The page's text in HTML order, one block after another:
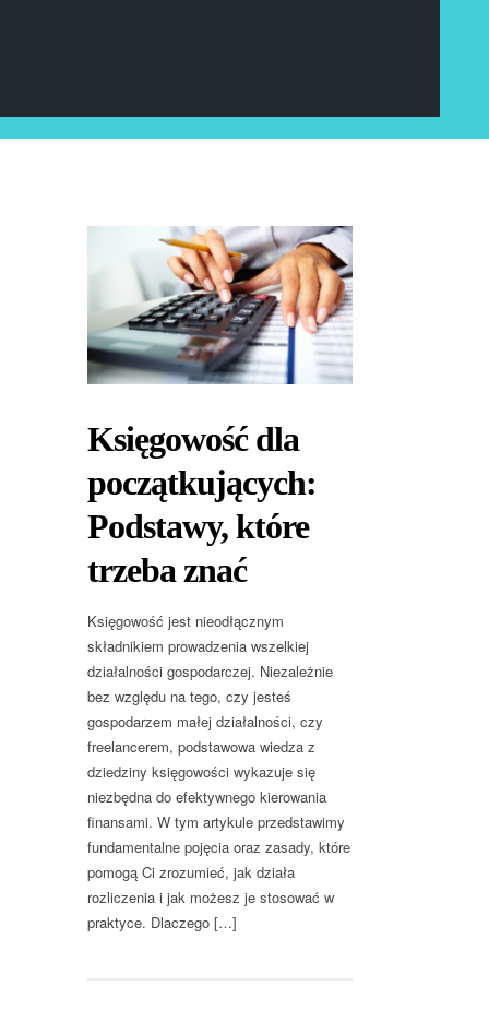
Księgowość dla
początkujących:
Podstawy, które
trzeba znać
Księgowość jest nieodłącznym
składnikiem prowadzenia wszelkiej
działalności gospodarczej. Niezależnie
bez względu na tego, czy jesteś
gospodarzem małej działalności, czy
freelancerem, podstawowa wiedza z
dziedziny księgowości wykazuje się
niezbędna do efektywnego kierowania
finansami. W tym artykule przedstawimy
fundamentalne pojęcia oraz zasady, które
pomogą Ci zrozumieć, jak działa
rozliczenia i jak możesz je stosować w
praktyce. Dlaczego […]